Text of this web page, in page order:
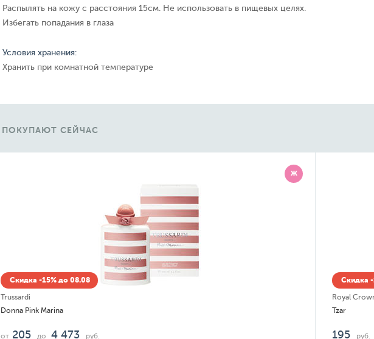
Распылять на кожу с расстояния 15см. Не использовать в пищевых целях.
Избегать попадания в глаза
Условия хранения:
Хранить при комнатной температуре
ПОКУПАЮТ СЕЙЧАС
Ж
Скидка -15% до 08.08
Trussardi
Donna Pink Marina
от 205 до 4 473 руб.
Скидка
Royal
Tzar
195 руб.